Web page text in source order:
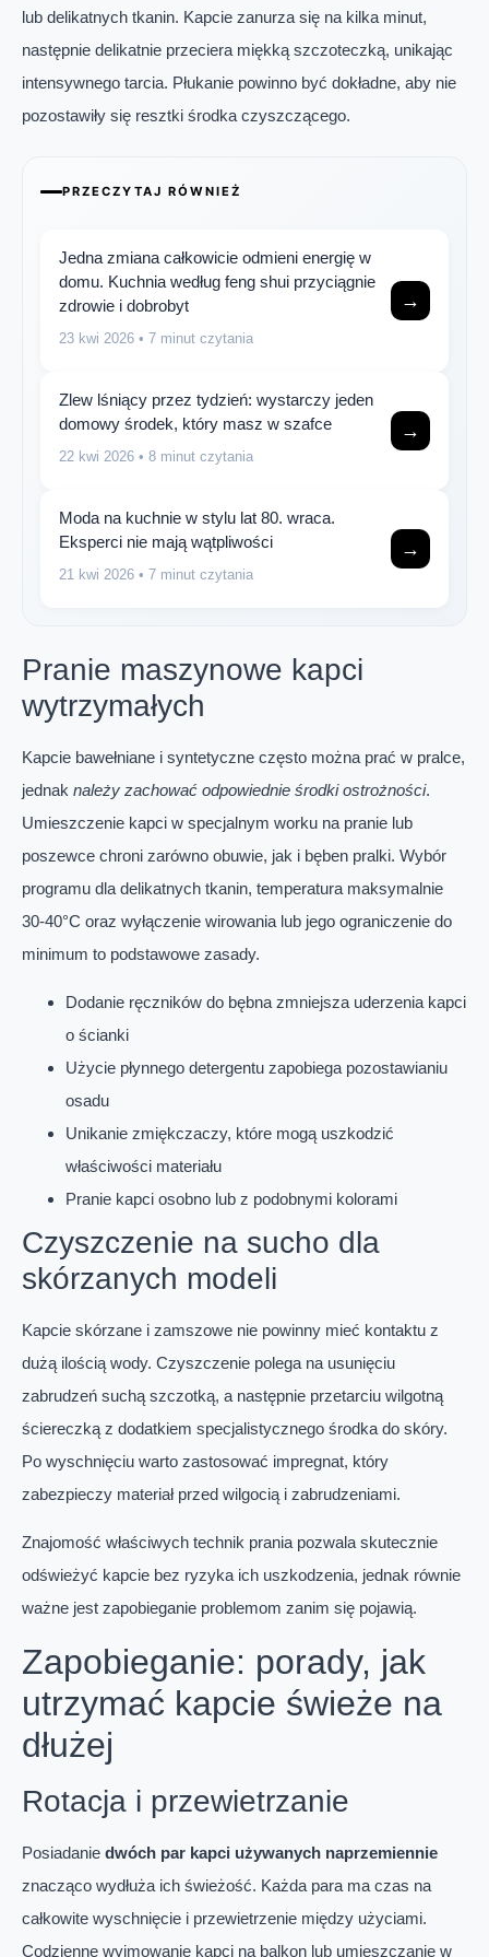
lub delikatnych tkanin. Kapcie zanurza się na kilka minut,
następnie delikatnie przeciera miękką szczoteczką, unikając
intensywnego tarcia. Płukanie powinno być dokładne, aby nie
pozostawiły się resztki środka czyszczącego.
PRZECZYTAJ RÓWNIEŻ
Jedna zmiana całkowicie odmieni energię w
domu. Kuchnia według feng shui przyciągnie
zdrowie i dobrobyt
23 kwi 2026 • 7 minut czytania
→
Zlew lśniący przez tydzień: wystarczy jeden
domowy środek, który masz w szafce
22 kwi 2026 • 8 minut czytania
→
Moda na kuchnie w stylu lat 80. wraca.
Eksperci nie mają wątpliwości
21 kwi 2026 • 7 minut czytania
→
Pranie maszynowe kapci
wytrzymałych
Kapcie bawełniane i syntetyczne często można prać w pralce,
jednak należy zachować odpowiednie środki ostrożności.
Umieszczenie kapci w specjalnym worku na pranie lub
poszewce chroni zarówno obuwie, jak i bęben pralki. Wybór
programu dla delikatnych tkanin, temperatura maksymalnie
30-40°C oraz wyłączenie wirowania lub jego ograniczenie do
minimum to podstawowe zasady.
Dodanie ręczników do bębna zmniejsza uderzenia kapci
o ścianki
Użycie płynnego detergentu zapobiega pozostawianiu
osadu
Unikanie zmiękczaczy, które mogą uszkodzić
właściwości materiału
Pranie kapci osobno lub z podobnymi kolorami
Czyszczenie na sucho dla
skórzanych modeli
Kapcie skórzane i zamszowe nie powinny mieć kontaktu z
dużą ilością wody. Czyszczenie polega na usunięciu
zabrudzeń suchą szczotką, a następnie przetarciu wilgotną
ściereczką z dodatkiem specjalistycznego środka do skóry.
Po wyschnięciu warto zastosować impregnat, który
zabezpieczy materiał przed wilgocią i zabrudzeniami.
Znajomość właściwych technik prania pozwala skutecznie
odświeżyć kapcie bez ryzyka ich uszkodzenia, jednak równie
ważne jest zapobieganie problemom zanim się pojawią.
Zapobieganie: porady, jak
utrzymać kapcie świeże na
dłużej
Rotacja i przewietrzanie
Posiadanie dwóch par kapci używanych naprzemiennie
znacząco wydłuża ich świeżość. Każda para ma czas na
całkowite wyschnięcie i przewietrzenie między użyciami.
Codzienne wyjmowanie kapci na balkon lub umieszczanie w